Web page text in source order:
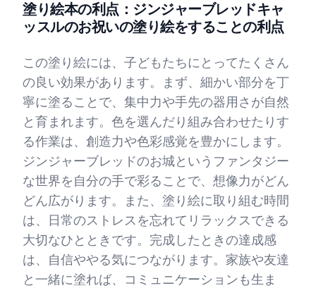
塗り絵本の利点：ジンジャーブレッドキャ
ッスルのお祝いの塗り絵をすることの利点
この塗り絵には、子どもたちにとってたくさん
の良い効果があります。まず、細かい部分を丁
寧に塗ることで、集中力や手先の器用さが自然
と育まれます。色を選んだり組み合わせたりす
る作業は、創造力や色彩感覚を豊かにします。
ジンジャーブレッドのお城というファンタジー
な世界を自分の手で彩ることで、想像力がどん
どん広がります。また、塗り絵に取り組む時間
は、日常のストレスを忘れてリラックスできる
大切なひとときです。完成したときの達成感
は、自信ややる気につながります。家族や友達
と一緒に塗れば、コミュニケーションも生ま